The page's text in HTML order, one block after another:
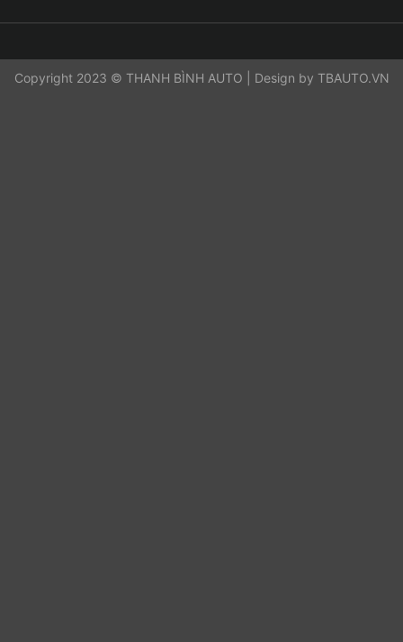
Copyright 2023 © THANH BÌNH AUTO | Design by TBAUTO.VN